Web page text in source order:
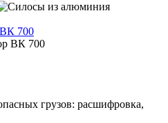
700
грузов: расшифровка,